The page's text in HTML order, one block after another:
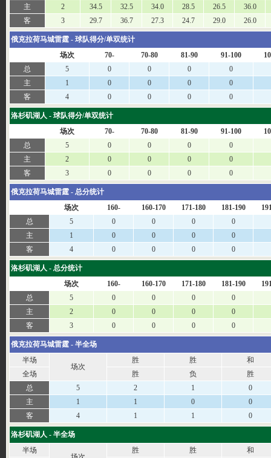
主
2 34.5 32.5 34.0 28.5 26.5
36.0
客
3 29.7 36.7 27.3 24.7 29.0 26.0
俄克拉荷马城雷霆 - 球队得分/单双统计
场次
70- 70-80 81-90 91-100
总
5 0 0 0
0
主
1 0 0 0
0
客
4 0 0 0 0
洛杉矶湖人 - 球队得分/单双统计
场次
70- 70-80 81-90 91-100
总
5 0 0 0
0
主
2 0 0 0
0
客
3 0 0 0 0
俄克拉荷马城雷霆 - 总分统计
场次
160- 160-170 171-180 181-190
总
5 0 0 0
0
主
1 0 0 0
0
客
4 0 0 0 0
洛杉矶湖人 - 总分统计
场次
160- 160-170 171-180 181-190
总
5 0 0 0
0
主
2 0 0 0
0
客
3 0 0 0 0
俄克拉荷马城雷霆 - 半全场
半场
场次
胜 胜
和
全场
胜 负
胜
总
5 2 1
0
主
1 1 0
0
客
4 1 1 0
洛杉矶湖人 - 半全场
半场
胜 胜
和